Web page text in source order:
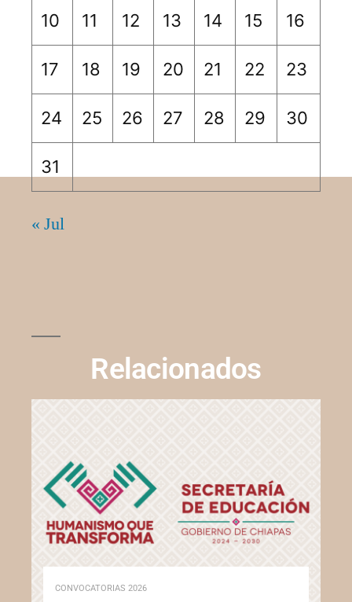
10 11 12 13 14 15 16
17 18 19 20 21 22 23
24 25 26 27 28 29 30
31
« Jul
Relacionados
CONVOCATORIAS 2026